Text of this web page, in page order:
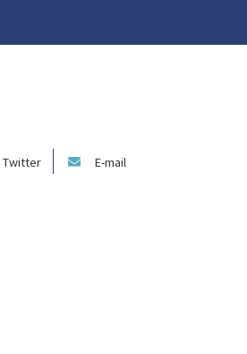
Twitter E-mail